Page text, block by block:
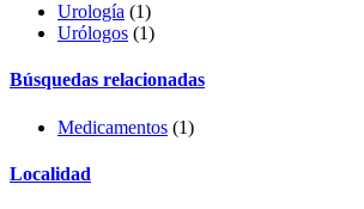
Urología (1)
Urólogos (1)
Búsquedas relacionadas
Medicamentos (1)
Localidad